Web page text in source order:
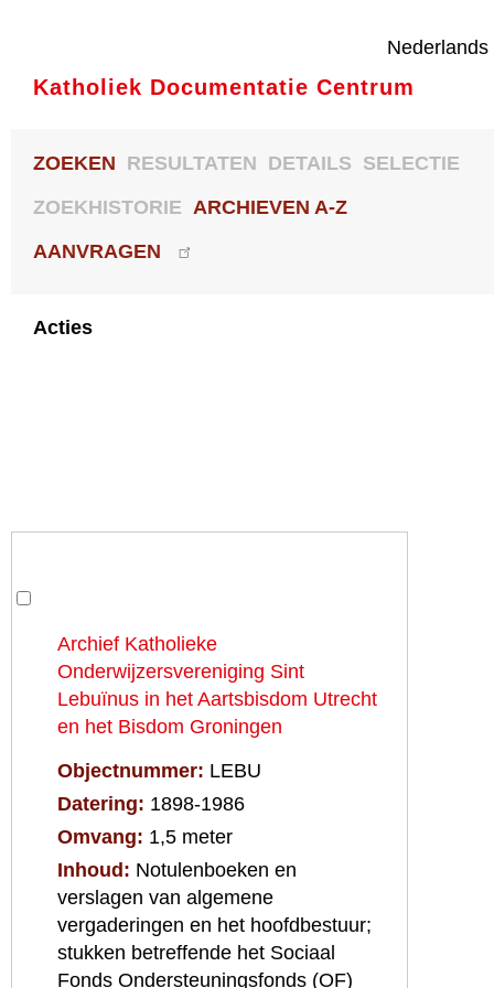
Nederlands
Katholiek Documentatie Centrum
ZOEKEN RESULTATEN DETAILS SELECTIE
ZOEKHISTORIE ARCHIEVEN A-Z
AANVRAGEN
Acties
Archief Katholieke
Onderwijzersvereniging Sint
Lebuïnus in het Aartsbisdom Utrecht
en het Bisdom Groningen
Objectnummer LEBU
Datering
1898-1986
Omvang
1,5 meter
Inhoud
Notulenboeken en
verslagen van algemene
vergaderingen en het hoofdbestuur;
stukken betreffende het Sociaal
Fonds Ondersteuningsfonds (OF)